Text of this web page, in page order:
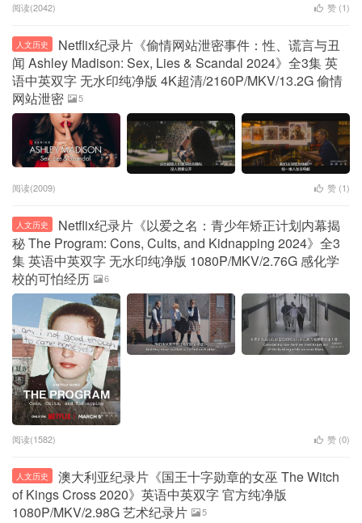
阅读(2042) 赞 (1)
人文历史
Netflix纪录片《偷情网站泄密事件：性、谎言与丑
闻 Ashley Madison: Sex, Lies & Scandal 2024》全3集 英
语中英双字 无水印纯净版 4K超清/2160P/MKV/13.2G 偷情
网站泄密
5
阅读(2009) 赞 (1)
人文历史
Netflix纪录片《以爱之名：青少年矫正计划内幕揭
秘 The Program: Cons, Cults, and Kidnapping 2024》全3
集 英语中英双字 无水印纯净版 1080P/MKV/2.76G 感化学
校的可怕经历
6
阅读(1582) 赞 (0)
人文历史
澳大利亚纪录片《国王十字勋章的女巫 The Witch
of Kings Cross 2020》英语中英双字 官方纯净版
1080P/MKV/2.98G 艺术纪录片
5